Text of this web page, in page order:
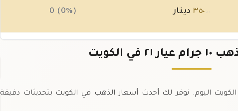
٣٥٠ .٠٠ دينار 0 (0%)
٣٥٠ .٠٠ دينار الكويت
سبيكة الذهب ١٠ جرام عيار ٢١ في الكويت اليوم. نوفر لك أحدث أسعار الذهب في الكويت بتحديثات دقيقة